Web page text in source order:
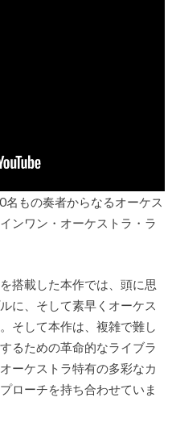
名もの奏者からなるオーケス
ンワン・オーケストラ・ラ
搭載した本作では、頭に思
に、そして素早くオーケス
そして本作は、複雑で難し
るための革命的なライブラ
ーケストラ特有の多彩なカ
ローチを持ち合わせていま